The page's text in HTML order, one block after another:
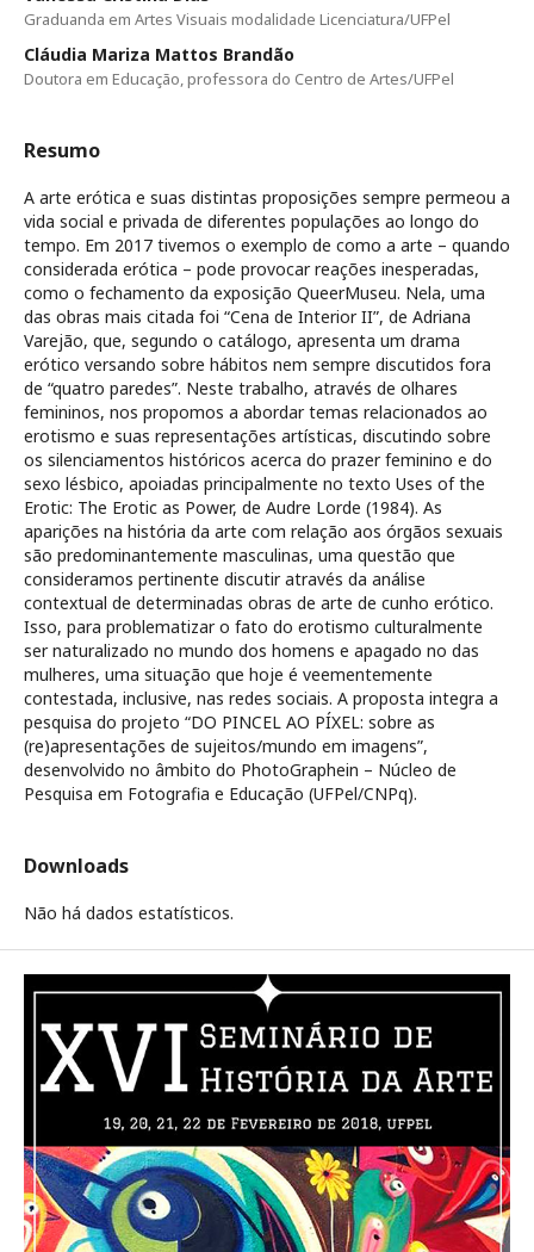
Graduanda em Artes Visuais modalidade Licenciatura/UFPel
Cláudia Mariza Mattos Brandão
Doutora em Educação, professora do Centro de Artes/UFPel
Resumo
A arte erótica e suas distintas proposições sempre permeou a
vida social e privada de diferentes populações ao longo do
tempo. Em 2017 tivemos o exemplo de como a arte – quando
considerada erótica – pode provocar reações inesperadas,
como o fechamento da exposição QueerMuseu. Nela, uma
das obras mais citada foi “Cena de Interior II”, de Adriana
Varejão, que, segundo o catálogo, apresenta um drama
erótico versando sobre hábitos nem sempre discutidos fora
de “quatro paredes”. Neste trabalho, através de olhares
femininos, nos propomos a abordar temas relacionados ao
erotismo e suas representações artísticas, discutindo sobre
os silenciamentos históricos acerca do prazer feminino e do
sexo lésbico, apoiadas principalmente no texto Uses of the
Erotic: The Erotic as Power, de Audre Lorde (1984). As
aparições na história da arte com relação aos órgãos sexuais
são predominantemente masculinas, uma questão que
consideramos pertinente discutir através da análise
contextual de determinadas obras de arte de cunho erótico.
Isso, para problematizar o fato do erotismo culturalmente
ser naturalizado no mundo dos homens e apagado no das
mulheres, uma situação que hoje é veementemente
contestada, inclusive, nas redes sociais. A proposta integra a
pesquisa do projeto “DO PINCEL AO PÍXEL: sobre as
(re)apresentações de sujeitos/mundo em imagens”,
desenvolvido no âmbito do PhotoGraphein – Núcleo de
Pesquisa em Fotografia e Educação (UFPel/CNPq).
Downloads
Não há dados estatísticos.